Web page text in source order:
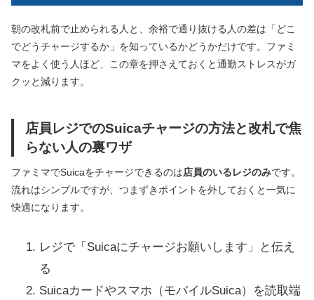
朝の改札前で止められる人と、余裕で通り抜ける人の差は「どこ
でどうチャージするか」を知っているかどうかだけです。ファミ
マをよく使う人ほど、この章を押さえておくと通勤ストレスがガ
クッと減ります。
店員レジでのSuicaチャージの方法と改札で焦
らない人の裏ワザ
ファミマでSuicaをチャージできるのは店員のいるレジのみです。
流れはシンプルですが、つまずきポイントを外しておくと一気に
快適になります。
レジで「Suicaにチャージお願いします」と伝え
る
Suicaカードやスマホ（モバイルSuica）を読取端